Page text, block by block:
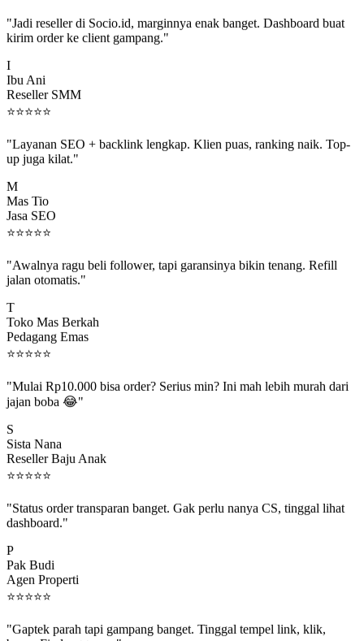
kirim order ke client gampang."
Ibu Ani
Reseller SMM
⭐⭐⭐⭐⭐
up juga kilat."
Mas Tio
Jasa SEO
⭐⭐⭐⭐⭐
jalan otomatis."
Toko Mas Berkah
Pedagang Emas
⭐⭐⭐⭐⭐
jajan boba 😂"
Sista Nana
Reseller Baju Anak
⭐⭐⭐⭐⭐
dashboard."
Pak Budi
Agen Properti
⭐⭐⭐⭐ ⭐
beres. Fix langganan."